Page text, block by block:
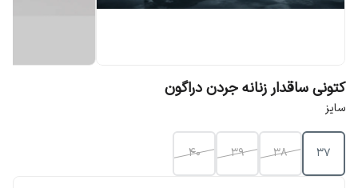
کتونی ساقدار زنانه جردن دراگون
سایز
37
38
39
40